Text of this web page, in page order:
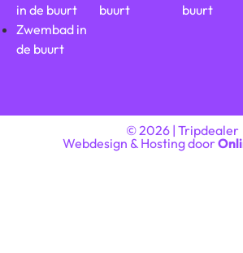
in de buurt
Zwembad in
de buurt
buurt
buurt
© 2026 | Tripdealer
Webdesign & Hosting door